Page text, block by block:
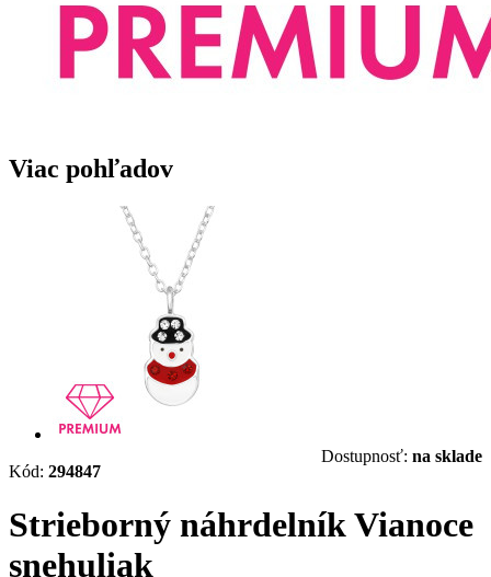
Viac pohľadov
Kód: 294847
Dostupnosť: na sklade
Strieborný náhrdelník Vianoce
snehuliak